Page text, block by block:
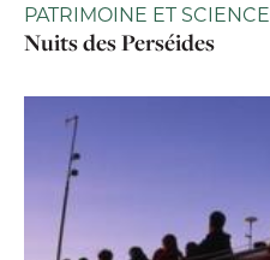
PATRIMOINE ET SCIENCE
Nuits des Perséides